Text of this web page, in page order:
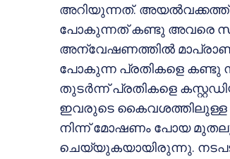
അറിയുന്നത്. അയൽവക്കത്ത്
പോകുന്നത് കണ്ടു അവരെ
അന്വേഷണത്തിൽ മാപ്രാണം
പോകുന്ന പ്രതികളെ കണ്ടു
തുടർന്ന് പ്രതികളെ
ഇവരുടെ കൈവശത്തിലുള്ള
നിന്ന് മോഷണം പോയ
ചെയ്യുകയായിരുന്നു.